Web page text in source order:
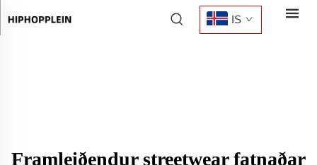
IS
Framleiðendur streetwear fatnaðar